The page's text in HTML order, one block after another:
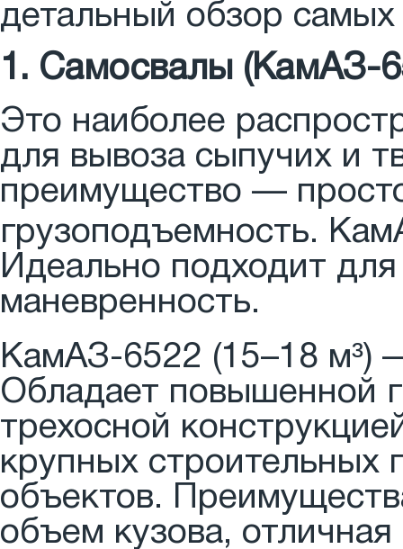
детальный обзор
1. Самосвалы (КамАЗ-
Это наиболее
для вывоза сыпучих и
преимущество —
грузоподъемность.
Идеально подходит для
маневренность.
КамАЗ-6522 (15–18 м³)
Обладает повышенной
трехосной
крупных
объектов.
объем кузова,